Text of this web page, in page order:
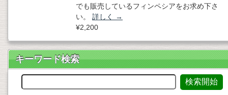
でも販売しているフィンペシアをお求め下さ
い。 詳しく
→
¥2,200
キーワード検索